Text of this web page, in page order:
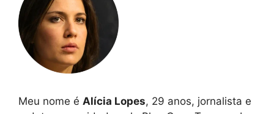
Meu nome é Alícia Lopes, 29 anos, jornalista e